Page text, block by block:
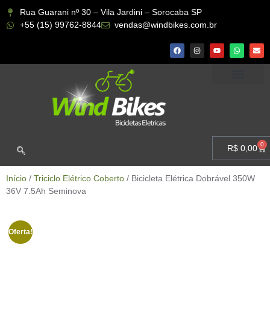
Rua Guarani nº 30 – Vila Jardini – Sorocaba SP
+55 (15) 99762-8844
vendas@windbikes.com.br
R$ 0,00 0
Início / Triciclo Elétrico Coberto / Bicicleta Elétrica Dobrável 350W
36V 7.5Ah Seminova
Oferta!